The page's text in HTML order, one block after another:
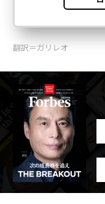
翻訳＝ガリレオ